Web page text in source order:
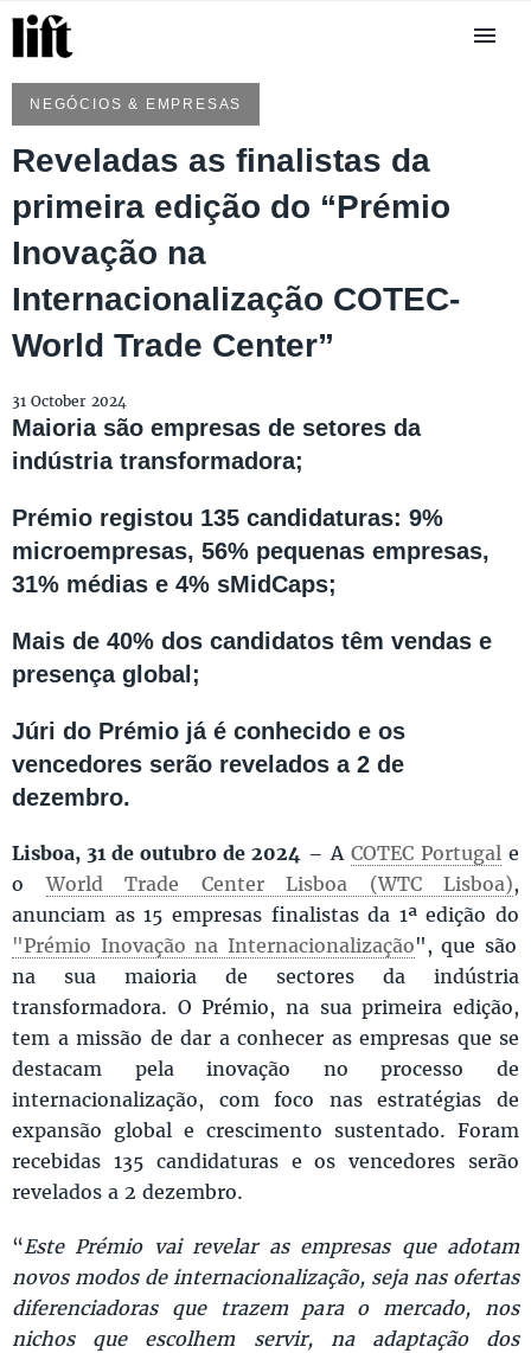
NEGÓCIOS & EMPRESAS
Reveladas as finalistas da
primeira edição do “Prémio
Inovação na
Internacionalização COTEC-
World Trade Center”
31 October 2024
Maioria são empresas de setores da
indústria transformadora;
Prémio registou 135 candidaturas: 9%
microempresas, 56% pequenas empresas,
31% médias e 4% sMidCaps;
Mais de 40% dos candidatos têm vendas e
presença global;
Júri do Prémio já é conhecido e os
vencedores serão revelados a 2 de
dezembro.
Lisboa, 31 de outubro de 2024 – A COTEC Portugal e
oWorld Trade Center Lisboa (WTC Lisboa),
anunciam as 15 empresas finalistas da 1ª edição do
"Prémio Inovação na Internacionalização", que são
na sua maioria de sectores da indústria
transformadora. O Prémio, na sua primeira edição,
tem a missão de dar a conhecer as empresas que se
destacam pela inovação no processo de
internacionalização, com foco nas estratégias de
expansão global e crescimento sustentado. Foram
recebidas 135 candidaturas e os vencedores serão
revelados a 2 dezembro.
“Este Prémio vai revelar as empresas que adotam
novos modos de internacionalização, seja nas ofertas
diferenciadoras que trazem para o mercado, nos
nichos que escolhem servir, na adaptação dos